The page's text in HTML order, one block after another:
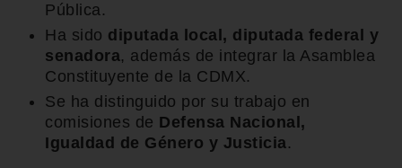
Pública.
Ha sido diputada local, diputada federal y
senadora, además de integrar la Asamblea
Constituyente de la CDMX.
Se ha distinguido por su trabajo en
comisiones de Defensa Nacional,
Igualdad de Género y Justicia.